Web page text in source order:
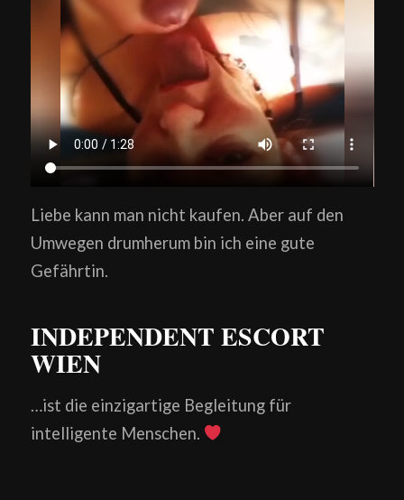
Liebe kann man nicht kaufen. Aber auf den
Umwegen drumherum bin ich eine gute
Gefährtin.
INDEPENDENT ESCORT
WIEN
…ist die einzigartige Begleitung für
intelligente Menschen.